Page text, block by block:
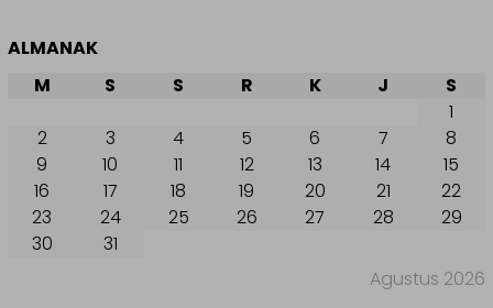
ALMANAK
Agustus 2026
M S S R K J
S
1
2
3 4 5 6 7
8
9
10 11 12 13 14
15
16
17 18 19 20 21
22
23
24 25 26 27 28
29
30
31